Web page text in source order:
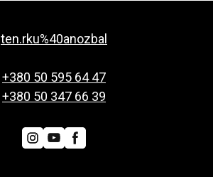
ten.rku%40anozbal
+380 50 595 64 47
+380 50 347 66 39